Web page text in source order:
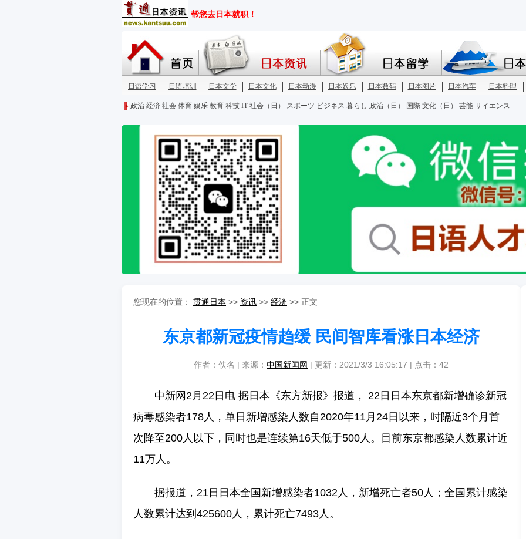
您现在的位置： 贯通日本 >> 资讯 >> 经济 >> 正文
东京都新冠疫情趋缓 民间智库看涨日本经济
作者：佚名 | 来源： 中国新闻网 | 更新：2021/3/3 16:05:17 | 点击： 42
中新网2月22日电 据日本《东方新报》报道， 22日日本东京都新增确诊新冠
病毒感染者178人，单日新增感染人数自2020年11月24日以来，时隔近3个月首
次降至200人以下，同时也是连续第16天低于500人。目前东京都感染人数累计近
11万人。
据报道，21日日本全国新增感染者1032人，新增死亡者50人；全国累计感染
人数累计达到425600人，累计死亡7493人。